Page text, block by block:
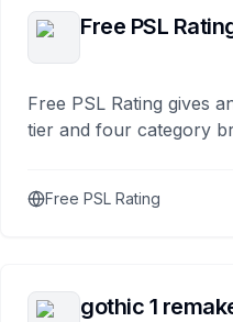
Free PSL
Free PSL Rating gives
tier and four category
Free PSL Rating
gothic 1